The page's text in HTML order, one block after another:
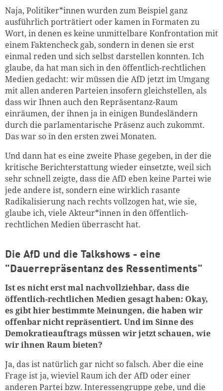
Naja, Politiker*innen wurden zum Beispiel ganz
ausführlich porträtiert oder kamen in Formaten zu
Wort, in denen es keine unmittelbare Konfrontation mit
einem Faktencheck gab, sondern in denen sie erst
einmal reden und sich selbst darstellen konnten. Ich
glaube, da hat man sich in den öffentlich-rechtlichen
Medien gedacht: wir müssen die AfD jetzt im Umgang
mit allen anderen Parteien insofern gleichstellen, als
dass wir Ihnen auch den Repräsentanz-Raum
einräumen, der ihnen ja in einigen Bundesländern
durch die parlamentarische Präsenz auch zukommt.
Das war so in den ersten zwei Monaten.
Und dann hat es eine zweite Phase gegeben, in der die
kritische Berichterstattung wieder einsetzte, weil sich
sehr schnell zeigte, dass die AfD eben keine Partei wie
jede andere ist, sondern eine wirklich rasante
Radikalisierung nach rechts vollzogen hat, wie sie,
glaube ich, viele Akteur*innen in den öffentlich-
rechtlichen Medien überrascht hat.
Die AfD und die Talkshows - eine
"Dauerrepräsentanz des Ressentiments"
Ist es nicht erst mal nachvollziehbar, dass die
öffentlich-rechtlichen Medien gesagt haben: Okay,
es gibt hier bestimmte Meinungen, die haben wir
offenbar nicht repräsentiert. Und im Sinne des
Demokratieauftrags müssen wir jetzt schauen, wie
wir ihnen Raum bieten?
Ja, das ist natürlich gar nicht so falsch. Aber die eine
Frage ist ja, wieviel Raum ich der AfD oder einer
anderen Partei bzw. Interessengruppe gebe, und die